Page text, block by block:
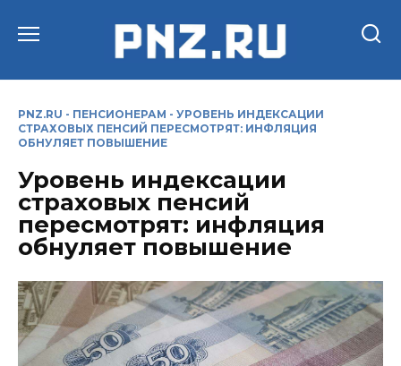
PNZ.RU - ПЕНСИОНЕРАМ - УРОВЕНЬ ИНДЕКСАЦИИ
СТРАХОВЫХ ПЕНСИЙ ПЕРЕСМОТРЯТ: ИНФЛЯЦИЯ
ОБНУЛЯЕТ ПОВЫШЕНИЕ
Уровень индексации
страховых пенсий
пересмотрят: инфляция
обнуляет повышение